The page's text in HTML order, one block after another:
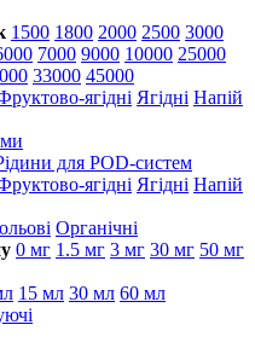
1500 1800 2000 2500 3000
7000 9000 10000 25000
33000 45000
ягідні Ягідні Напій
для POD-систем
ягідні Ягідні Напій
Органічні
0 мг 1.5 мг 3 мг 30 мг 50 мг
15 мл 30 мл 60 мл